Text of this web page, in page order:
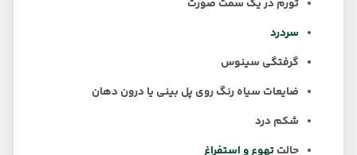
تورم در یک سمت صورت
سردرد
گرفتگی سینوس
ضایعات سیاه رنگ روی پل بینی یا درون دهان
شکم درد
حالتتهوع و استفراغ